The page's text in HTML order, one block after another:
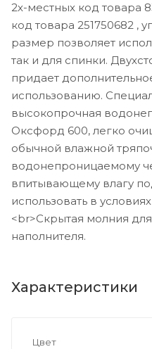
2х-местных код товара
код товара 251750682 ,
размер позволяет
так и для спинки.
придает
использованию.
высокопрочная
Оксфорд 600, легко
обычной влажной
водонепроницаемому
впитывающему влагу
использовать в
<br>Скрытая молния
наполнителя.
Характеристики
Цвет